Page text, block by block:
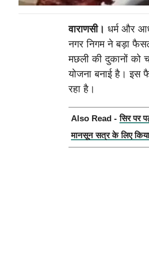
वाराणसी। धर्म और
नगर निगम ने बड़ा
मछली की दुकानों को
योजना बनाई है। इस
रहा है।
Also Read -सिर पर
मानसून सत्र के लिए